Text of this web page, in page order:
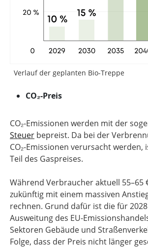
Verlauf der geplanten Bio-Treppe
CO₂-Preis
CO₂-Emissionen werden mit der
Steuer bepreist. Da bei der
CO₂-Emissionen verursacht werden,
Teil des Gaspreises.
Während Verbraucher aktuell 55–65
zukünftig mit einem massiven
rechnen. Grund dafür ist die für
Ausweitung des EU-
Sektoren Gebäude und
Folge, dass der Preis nicht länger